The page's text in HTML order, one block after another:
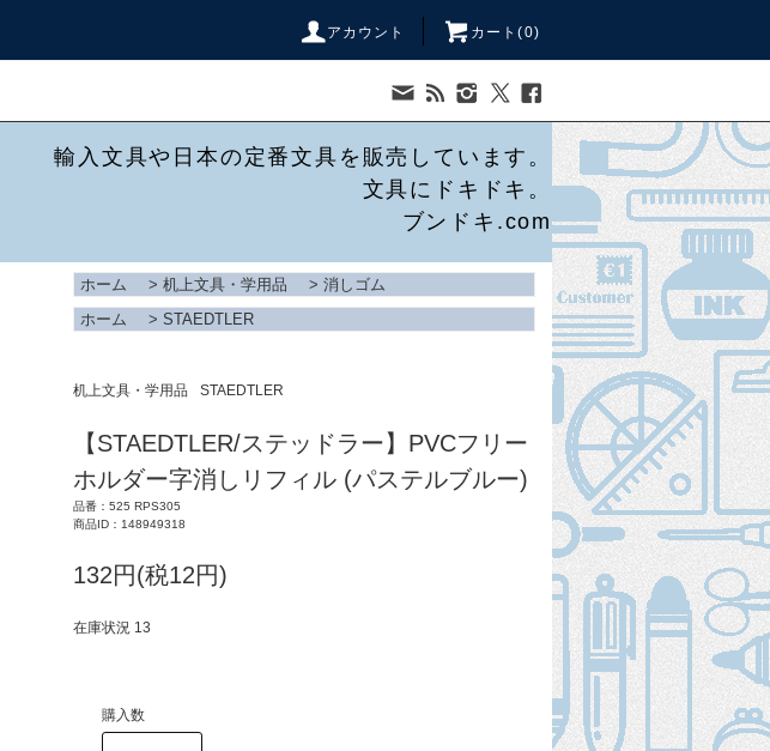
アカウント カート(0)
輸入文具や日本の定番文具を販売しています。
文具にドキドキ。
ブンドキ.com
ホーム > 机上文具・学用品 > 消しゴム
ホーム
> STAEDTLER
机上文具・学用品 STAEDTLER
【STAEDTLER/ステッドラー】PVCフリー
ホルダー字消しリフィル (パステルブルー)
品番：525 RPS305
商品ID：148949318
132円(税12円)
在庫状況 13
購入数